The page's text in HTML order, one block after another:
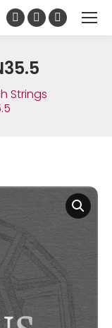
Strings